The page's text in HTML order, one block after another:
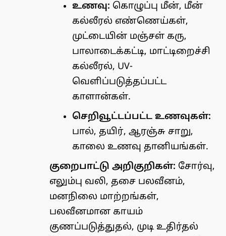
உணவு: கொழுப்பு மீன், மீன்
கல்லீரல் எண்ணெய்கள்,
முட்டையின் மஞ்சள் கரு,
பாலாடைக்கட்டி, மாட்டிறைச்சி
கல்லீரல், UV-
வெளிப்படுத்தப்பட்ட
காளான்கள்.
செறிவூட்டப்பட்ட உணவுகள்:
பால், தயிர், ஆரஞ்சு சாறு,
காலை உணவு தானியங்கள்.
குறைபாட்டு அறிகுறிகள்: சோர்வு,
எலும்பு வலி, தசை பலவீனம்,
மனநிலை மாற்றங்கள்,
பலவீனமான காயம்
குணப்படுத்துதல், முடி உதிர்தல்